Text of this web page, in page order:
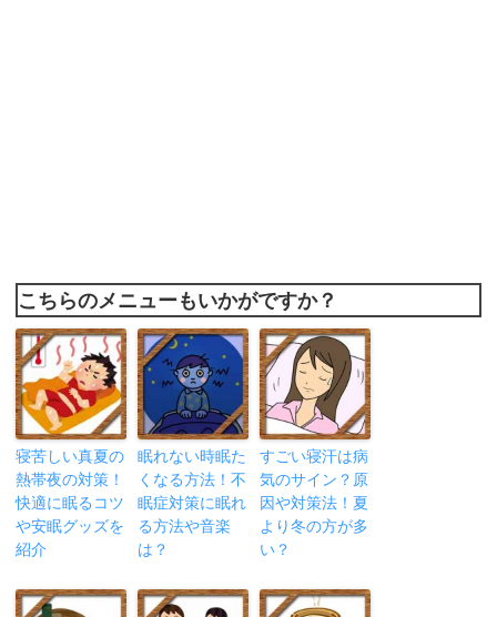
こちらのメニューもいかがですか？
寝苦しい真夏の
熱帯夜の対策！
快適に眠るコツ
や安眠グッズを
紹介
眠れない時眠た
くなる方法！不
眠症対策に眠れ
る方法や音楽
は？
すごい寝汗は病
気のサイン？原
因や対策法！夏
より冬の方が多
い？